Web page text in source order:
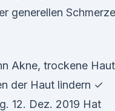
generellen
Akne, trockene Haut
der Haut lindern ✓
12. Dez. 2019 Hat